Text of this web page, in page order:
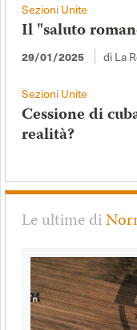
Sezioni Unite
Il "saluto
29/01/2025 di La
Sezioni Unite
Cessione di
realità?
Le ultime di